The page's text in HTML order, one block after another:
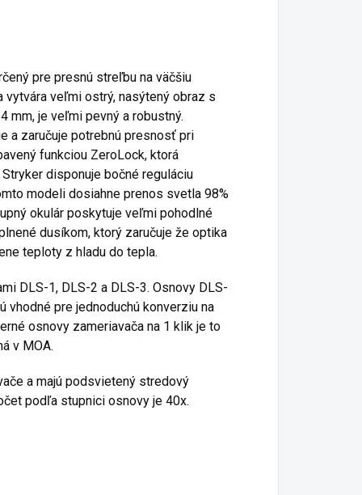
pre presnú streľbu na väčšiu
veľmi ostrý, nasýtený obraz s
mm, je veľmi pevný a robustný.
a zaručuje potrebnú presnosť pri
funkciou ZeroLock, ktorá
disponuje bočné reguláciu
modeli dosiahne prenos svetla 98%
okulár poskytuje veľmi pohodlné
dusíkom, ktorý zaručuje že optika
teploty z hladu do tepla.
DLS-1, DLS-2 a DLS-3. Osnovy DLS-
vhodné pre jednoduchú konverziu na
osnovy zameriavača na 1 klik je to
v MOA.
a majú podsvietený stredový
podľa stupnici osnovy je 40x.